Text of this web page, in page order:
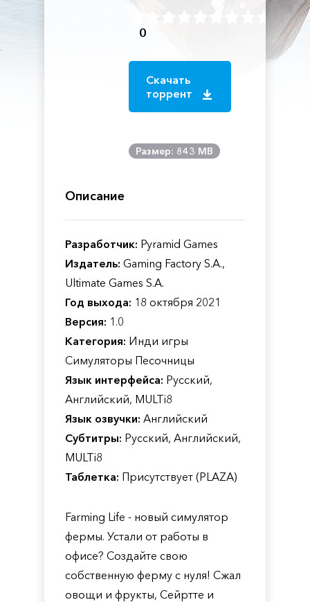
0
Скачать
торрент
Размер: 843 MB
Описание
Разработчик: Pyramid Games
Издатель: Gaming Factory S.A.,
Ultimate Games S.A.
Год выхода: 18 октября 2021
Версия: 1.0
Категория: Инди игры
Симуляторы Песочницы
Язык интерфейса: Русский,
Английский, MULTi8
Язык озвучки: Английский
Субтитры: Русский, Английский,
MULTi8
Таблетка: Присутствует (PLAZA)
Farming Life - новый симулятор
фермы. Устали от работы в
офисе? Создайте свою
собственную ферму с нуля! Сжал
овощи и фрукты, Сейртте и